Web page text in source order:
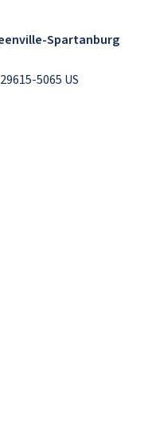
Spartanburg
5065 US